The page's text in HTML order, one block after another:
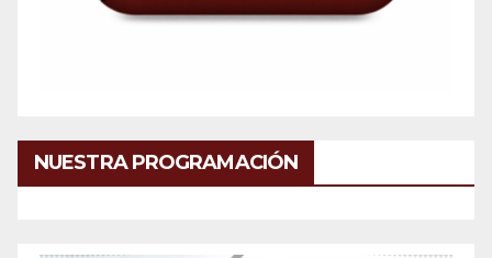
NUESTRA PROGRAMACIÓN